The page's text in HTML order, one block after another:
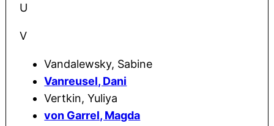
U
V
Vandalewsky, Sabine
Vanreusel, Dani
Vertkin, Yuliya
von Garrel, Magda